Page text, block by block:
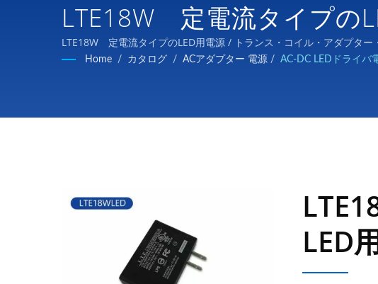
LTE18W 定電流タイプの
LTE18W 定電流タイプのLED用電源 / トランス・コイル・アダプタ
Home / カタログ / ACアダプター 電源 / AC-DC LEDドライバ
LED